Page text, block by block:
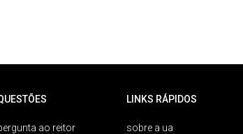
ao reitor
LINKS RÁPIDOS
sobre a ua